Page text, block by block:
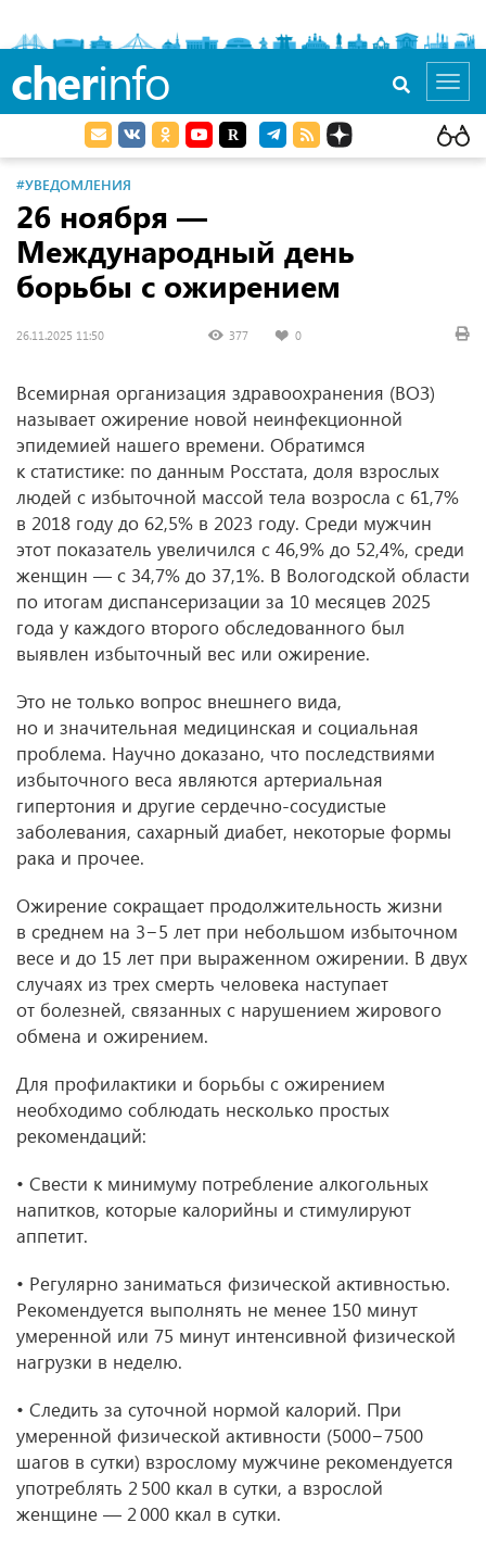
cherinfo
#УВЕДОМЛЕНИЯ
26 ноября —
Международный день
борьбы с ожирением
26.11.2025 11:50 377 0
Всемирная организация здравоохранения (ВОЗ)
называет ожирение новой неинфекционной
эпидемией нашего времени. Обратимся
к статистике: по данным Росстата, доля взрослых
людей с избыточной массой тела возросла с 61,7%
в 2018 году до 62,5% в 2023 году. Среди мужчин
этот показатель увеличился с 46,9% до 52,4%, среди
женщин — с 34,7% до 37,1%. В Вологодской области
по итогам диспансеризации за 10 месяцев 2025
года у каждого второго обследованного был
выявлен избыточный вес или ожирение.
Это не только вопрос внешнего вида,
но и значительная медицинская и социальная
проблема. Научно доказано, что последствиями
избыточного веса являются артериальная
гипертония и другие сердечно-сосудистые
заболевания, сахарный диабет, некоторые формы
рака и прочее.
Ожирение сокращает продолжительность жизни
в среднем на 3−5 лет при небольшом избыточном
весе и до 15 лет при выраженном ожирении. В двух
случаях из трех смерть человека наступает
от болезней, связанных с нарушением жирового
обмена и ожирением.
Для профилактики и борьбы с ожирением
необходимо соблюдать несколько простых
рекомендаций:
• Свести к минимуму потребление алкогольных
напитков, которые калорийны и стимулируют
аппетит.
• Регулярно заниматься физической активностью.
Рекомендуется выполнять не менее 150 минут
умеренной или 75 минут интенсивной физической
нагрузки в неделю.
• Следить за суточной нормой калорий. При
умеренной физической активности (5000−7500
шагов в сутки) взрослому мужчине рекомендуется
употреблять 2 500 ккал в сутки, а взрослой
женщине — 2 000 ккал в сутки.